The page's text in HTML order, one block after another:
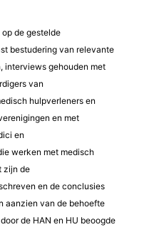
de gestelde
bestudering van relevante
interviews gehouden met
van
hulpverleners en
en met
en
werken met medisch
zijn de
en de conclusies
aanzien van de behoefte
de HAN en HU beoogde